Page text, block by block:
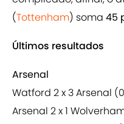
(Tottenham) soma 45
Últimos resultados
Arsenal
Watford 2 x 3 Arsenal
Arsenal 2 x 1